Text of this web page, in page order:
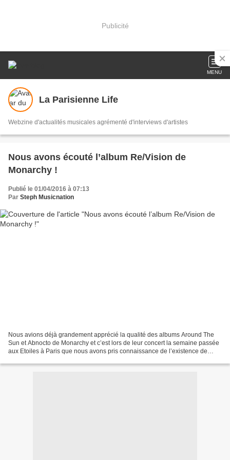
Publicité
MENU
La Parisienne Life
Webzine d'actualités musicales agrémenté d'interviews d'artistes
Nous avons écouté l’album Re/Vision de
Monarchy !
Publié le 01/04/2016 à 07:13
Par Steph Musicnation
Nous avions déjà grandement apprécié la qualité des albums Around The
Sun et Abnocto de Monarchy et c’est lors de leur concert la semaine passée
aux Etoiles à Paris que nous avons pris connaissance de l’existence de